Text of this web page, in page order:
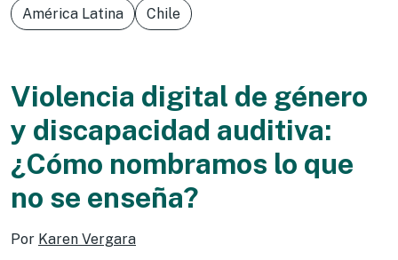
América Latina
Chile
Violencia digital de género
y discapacidad auditiva:
¿Cómo nombramos lo que
no se enseña?
Por Karen Vergara